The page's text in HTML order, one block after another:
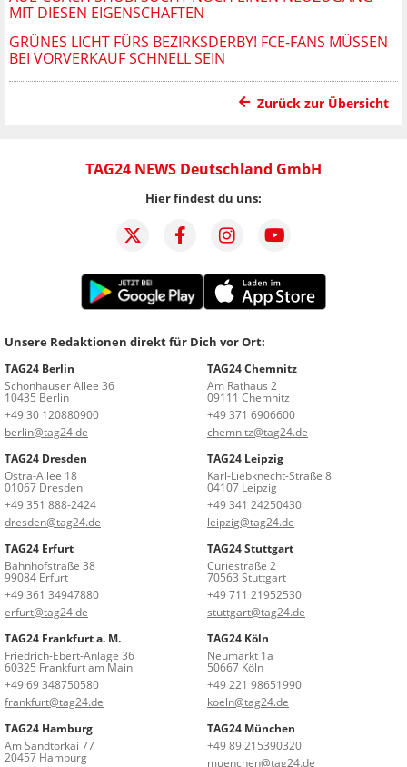
MIT DIESEN EIGENSCHAFTEN
GRÜNES LICHT FÜRS BEZIRKSDERBY! FCE-FANS MÜSSEN
BEI VORVERKAUF SCHNELL SEIN
Zurück zur Übersicht
TAG24 NEWS Deutschland GmbH
Hier findest du uns:
Unsere Redaktionen direkt für Dich vor Ort:
TAG24 Berlin
Schönhauser Allee 36
10435 Berlin
+49 30 120880900
berlin@tag24.de
TAG24 Chemnitz
Am Rathaus 2
09111 Chemnitz
+49 371 6906600
chemnitz@tag24.de
TAG24 Dresden
Ostra-Allee 18
01067 Dresden
+49 351 888-2424
dresden@tag24.de
TAG24 Leipzig
Karl-Liebknecht-Straße 8
04107 Leipzig
+49 341 24250430
leipzig@tag24.de
TAG24 Erfurt
Bahnhofstraße 38
99084 Erfurt
+49 361 34947880
erfurt@tag24.de
TAG24 Stuttgart
Curiestraße 2
70563 Stuttgart
+49 711 21952530
stuttgart@tag24.de
TAG24 Frankfurt a. M.
Friedrich-Ebert-Anlage 36
60325 Frankfurt am Main
+49 69 348750580
frankfurt@tag24.de
TAG24 Köln
Neumarkt 1a
50667 Köln
+49 221 98651990
koeln@tag24.de
TAG24 Hamburg
Am Sandtorkai 77
20457 Hamburg
TAG24 München
+49 89 215390320
muenchen@tag24.de